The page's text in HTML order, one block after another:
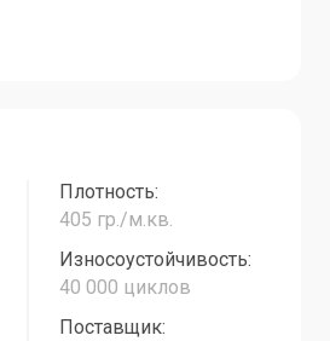
Плотность:
405 гр./м.кв.
Износоустойчивость:
40 000 циклов
Поставщик: